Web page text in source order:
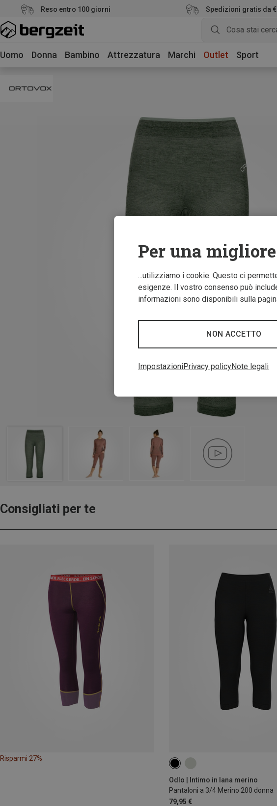
Reso entro 100 giorni Spedizioni gratis da
Uomo Donna Bambino Attrezzatura Marchi Outlet Sport
Consigliati per te
Risparmi 27%
Odlo | Intimo in lana merino
Pantaloni a 3/4 Merino 200 donna
79,95 €
XS S
Per una
...utilizziamo i cookie. Questo ci
esigenze. Il vostro consenso può
informazioni sono disponibili sulla
NON ACCETTO
ImpostazioniPrivacy policyNote legali